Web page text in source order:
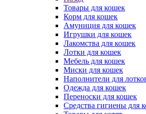
Товары для кошек
Корм для кошек
Амуниция для кошек
Игрушки для кошек
Лакомства для кошек
Лотки для кошек
Мебель для кошек
Миски для кошек
Наполнители для
Одежда для кошек
Переноски для кошек
Средства гигиены для